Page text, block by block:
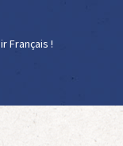
Français !